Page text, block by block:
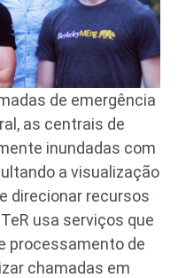
de emergência
as centrais de
inundadas com
a visualização
direcionar recursos
usa serviços que
processamento de
chamadas em